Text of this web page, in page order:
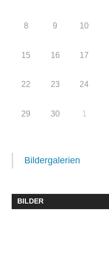
8 9 10
15 16 17
22 23 24
29 30 1
Bildergalerien
BILDER